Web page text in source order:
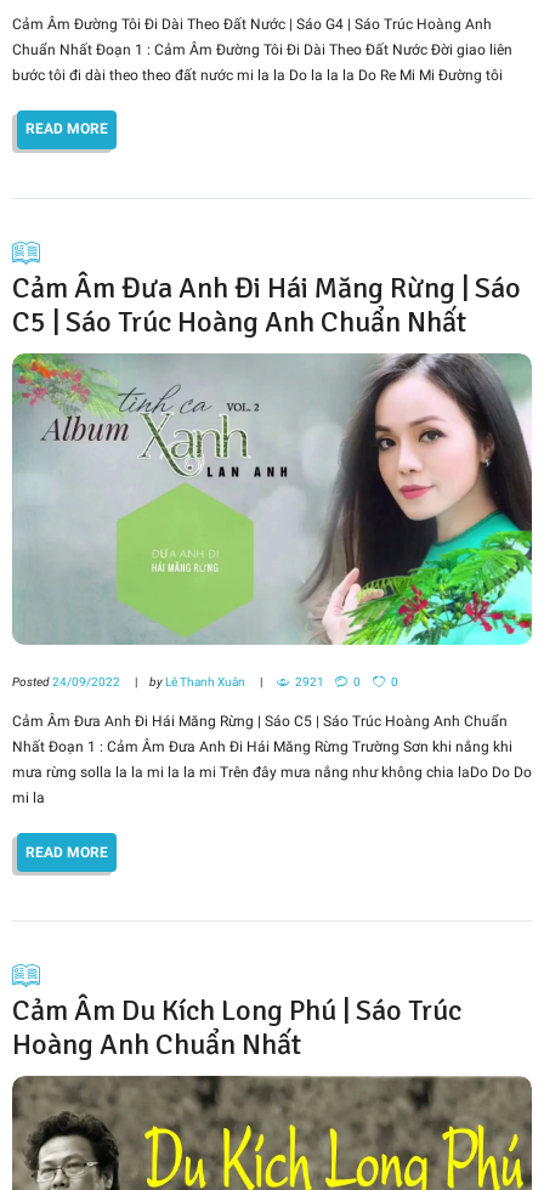
Cảm Âm Đường Tôi Đi Dài Theo Đất Nước | Sáo G4 | Sáo Trúc Hoàng Anh
Chuẩn Nhất Đoạn 1 : Cảm Âm Đường Tôi Đi Dài Theo Đất Nước Đời giao liên
bước tôi đi dài theo theo đất nước mi la la Do la la la Do Re Mi Mi Đường tôi
READ MORE
Cảm Âm Đưa Anh Đi Hái Măng Rừng | Sáo
C5 | Sáo Trúc Hoàng Anh Chuẩn Nhất
Posted24/09/2022 by Lê Thanh Xuân 2921 0 0
Cảm Âm Đưa Anh Đi Hái Măng Rừng | Sáo C5 | Sáo Trúc Hoàng Anh Chuẩn
Nhất Đoạn 1 : Cảm Âm Đưa Anh Đi Hái Măng Rừng Trường Sơn khi nắng khi
mưa rừng solla la la mi la la mi Trên đây mưa nắng như không chia laDo Do Do
mi la
READ MORE
Cảm Âm Du Kích Long Phú | Sáo Trúc
Hoàng Anh Chuẩn Nhất